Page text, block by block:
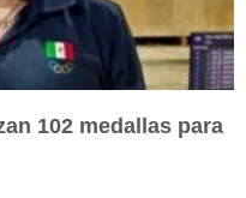
102 medallas para